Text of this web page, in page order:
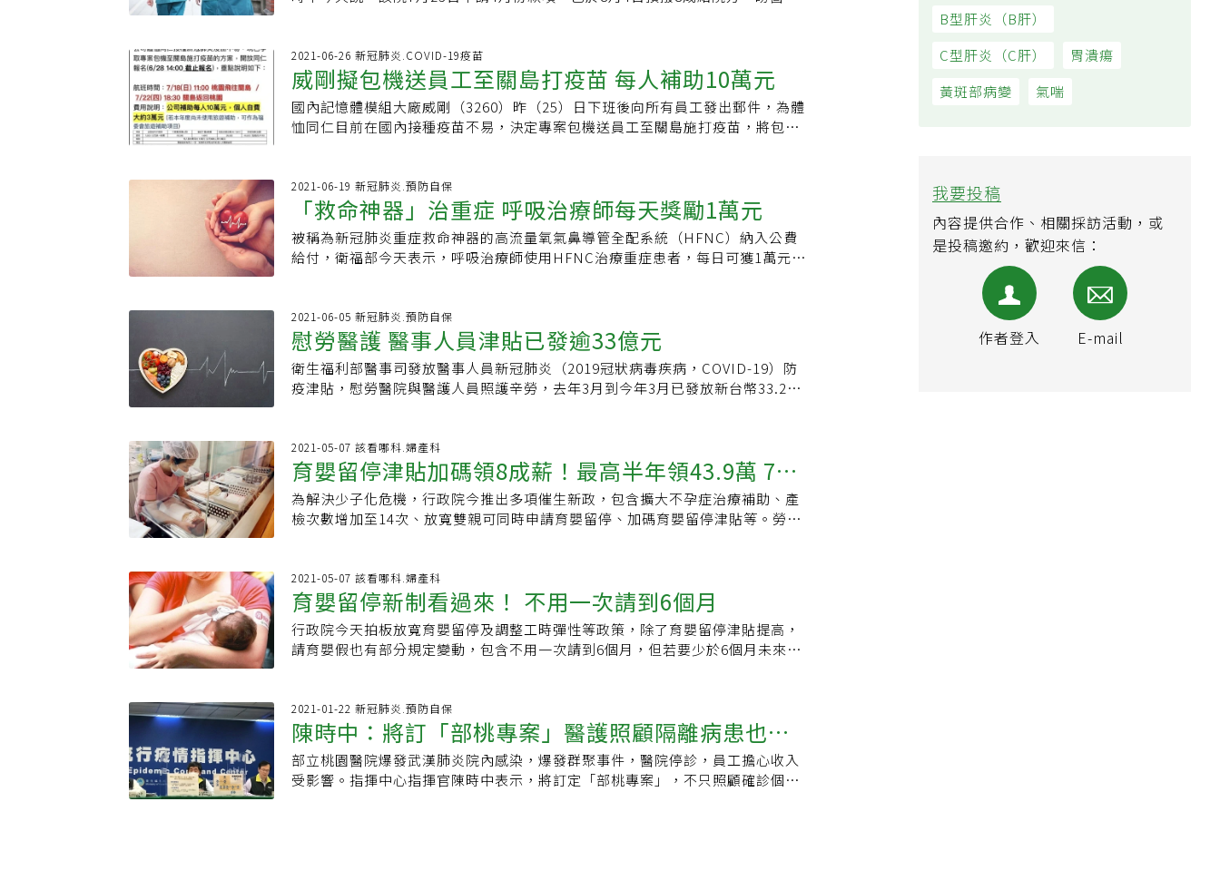
B型肝炎（B肝）
C型肝炎（C肝）
胃潰瘍
黃斑部病變
氣喘
我要投稿
內容提供合作、相關採訪活動，或
是投稿邀約，歡迎來信：
作者登入 E-mail
風假，若員工颱風假當天有照顧小孩的需求，可向公司申請家庭照顧假，公司不
得拒絕但無薪。(責任編輯：林又旻)
人）的健保卡號，即可一併登記代領。每人最多可同時為4位未滿13歲者代領。第
4步：資料輸入完畢之後，請點選「下一頁」，確認網頁上登記的資料是否正確，
確定正確則點選「確認送出」，網站將會顯示初步申請登記的收件結果。若登記
資料有誤，請點選「上一頁」，修正登記錯誤之資料，修正完成後再重複上述程
序。
家人口之身分證明文件，如新式戶口名簿（詳記事）．全家人口最近1年度所得、
不動產及稅籍資料．就讀國中及國中以上學生在學證明書或學生證影本．相關證
明文件（死亡證明、警察局受（處）理查尋人口案件登記表之收執聯、離婚判決
書及確定書影本等）事發6個月內檢具應備文件及其他相關證明文件，向戶籍所在
限制．每人每次最多申請3個月．同一案、同一事由只能補助一次．定期會有社工
人員訪視狀況，生活有改善或是扶助原因消失，會立即停止補助2.子女生活津貼
◎額外申請資格．家有15歲以下子女或孫女者◎申請方式檢具應備文件及其他相
關證明文件，向戶籍所在地鄉（鎮、市、區）公所提出申請，或由鄉（鎮、市、
區）公所、社會福利機構協助申請；此津貼每年都需要重新申請。應備文件．申
聯、離婚判決書及確定書影本等）◎補助金額每月補助每一名子女或孫子女當年
度最低工資之十分之一。3.子女教育補助◎申請方式註冊時檢附相關證明文件，
經學校審核確認後直接減免，私立學校由學校直接減免後，再報請主管教育行政
機關補助；需要在註冊日起三個月內申請，逾期不予補發。應備文件．申請表．
額外申請資格．本人及6歲以上未滿18歲之子女或孫子女：自行負擔醫療費用超過
3萬元。◎補助項目於全民健康保險特約醫療院所就醫者，其參加全民健康保險自
行負擔之醫療費用。◎申請方式傷病發生後的三個月內，檢具應備文件及相關證
明文件，向戶籍所在地主管機關提出申請；未滿6歲的子女或孫子女傷病醫療補助
申請，需要先向戶籍所在地之鄉（鎮、市、區）公所申請醫療補助證後，到保險
封面影本．診斷證明書．醫療費用收據正本．相關證明文件（死亡證明、警察局
受（處）理查尋人口案件登記表之收執聯、離婚判決書及確定書影本等）◎補助
金額．低收入戶全額補助．中低收入戶補助80%．其他經濟弱勢族群補助70%．
每人每年最高補助12萬元限制．補助「不重複」，申請過相關保險或相關醫療補
助無法申請．低收入戶／中低入戶需支出超過3萬元才能申請．其他經濟弱勢族群
收入平均分配全家人口，每人每月在當地區公告的最低生活費以下．家庭財產未
超過低收入戶適用的當地區公告金額中低收入戶．家庭總收入平均分配全家人
口，每人每月在當地區公告的最低生活費1.5倍以下．家庭財產未超過中低收入戶
適用的當地區公告一定金額。◎申請方式應備文件．申請人印章．全戶最近3個月
內戶籍謄本．全戶郵局或銀行存簿封面及內頁影本．填寫授權公所調查家庭總收
疫模範生嗎？超前部署呢？李昶志說，如果比照防疫小黃，增加外送津貼且提供
險大，不能想做什麼做什麼 ，要有完善配套。
近日反映，疫情爆發至今已3個多月，醫護卻沒有領到任何應有的津貼或補助，質
疑「做白工」。中央流行疫情指揮中心指揮官陳時中今天下午在疫情記者會中表
示，今年4月起醫院已請院方按月申請，衛福部收到申請後，會立刻預撥申請金額
的8成，也要求醫院在撥款一週內，將津貼撥給實際工作人員。陳時中說，截至8
月13日前，已完成66家醫院預撥款項，即便對院方提出的資料有所疑義，也不會
福部已於8月4日預撥8成金額給北市聯醫，相關問題可和醫院承辦人員聯絡，希望
讓醫護儘早領到款項。
2021-06-26 新冠肺炎.COVID-19疫苗
威剛擬包機送員工至關島打疫苗 每人補助10萬元
國內記憶體模組大廠威剛（3260）昨（25）日下班後向所有員工發出郵件，為體
恤同仁目前在國內接種疫苗不易，決定專案包機送員工至關島施打疫苗，將包機
成行、目前正委由雄獅、鳳凰旅遊等旅行社向開闢直飛的航空公司爭取，並自6月
28日開放員工報名。威剛這次送員工直接關島打疫苗，是科技業一大創舉，是否
會掀起其他企業跟進，值得密切注意。威剛此一創舉，也反應國內疫苗缺貨，造
成島內人民感到恐慌，威剛稍早為了防疫，負責人即董事長陳立白才發送每人近
萬元防疫包及加發防疫津貼，如今又大手筆，決定包機送員工至關島打疫苗，足
從關島返回桃園，公司補助每人10萬元，員工需自費約3萬元，並扣三天特休假，
施打的疫苗可從嬌生、輝瑞、莫德納疫苗中三選一。威剛人資單位並規劃讓員工
入住關島日航酒店或最新開幕的TSUBAKI飯店，或是關島DUSIT酒店，員工在關
島接種並待5天4夜後，再搭機返回台灣。不過，因目前尚未取得航班座位及參與
公司這麼久，確定無法報名，但這些員工是否也能享有10萬元補助，目前仍在討
論中。
2021-06-19 新冠肺炎.預防自保
「救命神器」治重症 呼吸治療師每天獎勵1萬元
被稱為新冠肺炎重症救命神器的高流量氧氣鼻導管全配系統（HFNC）納入公費
給付，衛福部今天表示，呼吸治療師使用HFNC治療重症患者，每日可獲1萬元獎
目，並回溯自5月1日起適用。衛福部醫事司今天晚間發布新聞稿表示，醫院收治
疑似或確診重症個案，若使用HFNC治療，實際照護的呼吸治療師將每天核發1萬
元獎勵金。此外，呼吸道治療照護醫護團隊，除了醫護原有的津貼外，會依照每
天照護病人數，每照顧1名病人加發1萬元，由團隊共同分配，同樣回溯至5月1
日。醫事司長劉越萍今天告訴中央社記者，因應國內疫情持續，近期將新增醫院
人每班津貼1萬元認定。此外，先前醫事人員津貼是按季申報，劉越萍表示，近期
因應本土疫情嚴峻，體恤醫事人員辛勞，津貼將改為按月申報。衛福部即日起將
受理今年4月及5月人員津貼申請，比照先前，醫院提出申請後，將預付8成申請金
額，並視疫情發展，滾動式修正人員津貼及獎勵申請規定。
2021-06-05 新冠肺炎.預防自保
慰勞醫護 醫事人員津貼已發逾33億元
衛生福利部醫事司發放醫事人員新冠肺炎（2019冠狀病毒疾病，COVID-19）防
疫津貼，慰勞醫院與醫護人員照護辛勞，去年3月到今年3月已發放新台幣33.26億
全數款項。劉越萍說，去年醫事人員津貼共187家醫院申請，總申請額近27.89億
元，目前已撥款27.44億元，有162家醫院已全數撥款；其餘25家醫院已預撥申請
金額8成，後續待醫院補件，複審通過可撥發剩餘款項。至於今年1月到3月，171
家醫院申請；劉越萍說，醫事司已預發8成款項約5.28億元，後續款項也已撥發
5352萬餘元。目前已55家醫院全數撥款，其餘116家醫院待補件複審，通過可撥
2021-05-07 該看哪科.婦產科
育嬰留停津貼加碼領8成薪！最高半年領43.9萬 7月
上路
為解決少子化危機，行政院今推出多項催生新政，包含擴大不孕症治療補助、產
檢次數增加至14次、放寬雙親可同時申請育嬰留停、加碼育嬰留停津貼等。勞動
琛表示，育嬰留職停薪彈性申請部分，放寬讓雙親可以同時申請育嬰留停及津
貼，配偶若未就業另一方也可以申請，申請期間可少於6個月(不低於30天)，以申
請2次為限。黃維琛說，申請育嬰留停可少於6個月，但配套是必須提前預告雇
主，讓雇主有時間能因應，進行人力配調，現行僅規定必須事先書面告知雇主，
但修法後會限定一定天數前要預告雇主，至於天數則要再研議。彈性工時部分，
成，黃維琛說，原本6成由就保支出，另2成由政府預算編列，預計每年42億元。
此外，有薪產檢假從5天增加至7天，黃維琛也說，新增的兩天薪資將由政府補
貼，將編列2.4億元。若依最高投保薪資4萬5800元計算，可月領3萬6640元育嬰
留停津貼，最長可領到6個月，等於雙親同時請好請滿，可領到總計43萬9680元
2021-05-07 該看哪科.婦產科
育嬰留停新制看過來！ 不用一次請到6個月
行政院今天拍板放寬育嬰留停及調整工時彈性等政策，除了育嬰留停津貼提高，
請育嬰假也有部分規定變動，包含不用一次請到6個月，但若要少於6個月未來須
有關少子化政策，包含放寬育嬰留停、工作時間彈性調整、產檢假天數增加以及
育嬰留停津貼再加碼。爸爸媽媽若有育嬰需求，依照法律規定可以申請育嬰留
停，現行規定是3歲以下子女可以請最多2年的育嬰假，且可以同時請領最多6個月
的育嬰留停津貼。不過，這次規定放寬，勞動部勞動條件及就業平等司司長黃維
琛表示，政府拍板放寬育嬰留停政策，包含雙親可以同時請領育嬰留停以及育嬰
2021-01-22 新冠肺炎.預防自保
陳時中：將訂「部桃專案」醫護照顧隔離病患也可
領津貼
部立桃園醫院爆發武漢肺炎院內感染，爆發群聚事件，醫院停診，員工擔心收入
受影響。指揮中心指揮官陳時中表示，將訂定「部桃專案」，不只照顧確診個案